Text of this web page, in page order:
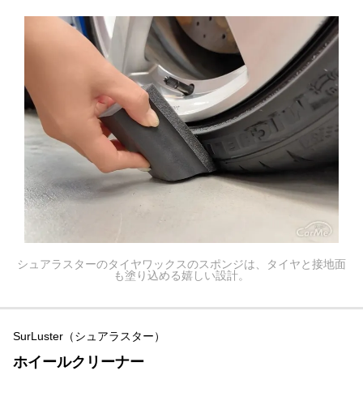
シュアラスターのタイヤワックスのスポンジは、タイヤと接地面
も塗り込める嬉しい設計。
SurLuster（シュアラスター）
ホイールクリーナー